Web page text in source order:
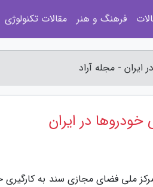
- مجله آراد
در ایران
مرکز ملی فضای مجازی سند به
فرهنگ و هنر مقالات تکنولوژی